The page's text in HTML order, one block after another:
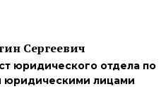
Сергеевич
юридического отдела по
юридическими лицами